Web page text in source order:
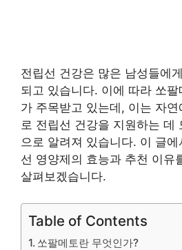
전립선 건강은 많은 남성들에
되고 있습니다. 이에 따라 쏘팔
가 주목받고 있는데, 이는 자
로 전립선 건강을 지원하는 데
으로 알려져 있습니다. 이 글
선 영양제의 효능과 추천 이유
살펴보겠습니다.
Table of Contents
쏘팔메토란 무엇인가?